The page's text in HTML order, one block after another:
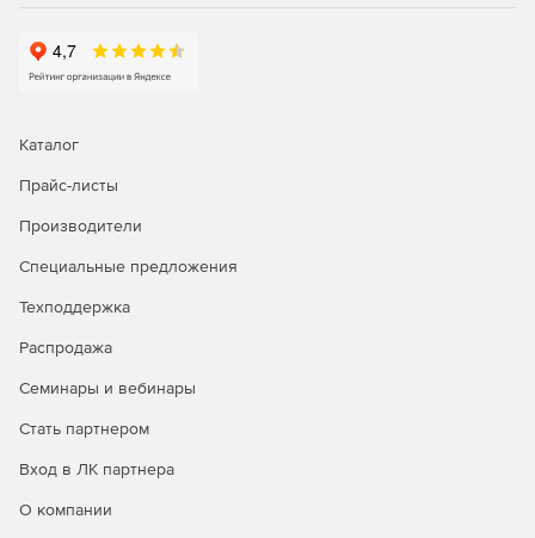
Каталог
Прайс-листы
Производители
Специальные предложения
Техподдержка
Распродажа
Семинары и вебинары
Стать партнером
Вход в ЛК партнера
О компании